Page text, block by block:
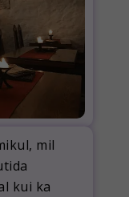
mil
kui ka